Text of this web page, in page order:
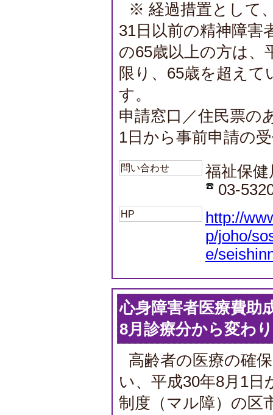
※ 経過措置として
31日以前の精神障害
の65歳以上の方は、
限り、65歳を超え
す。
申請窓口／住民票の
1日から事前申請の
問い合わせ
福祉保
03-
HP
http://
p/joho/
e/
心身障害者医療費助
8月診療分から変わ
高齢者の医療の確
い、平成30年8月1日
制度（マル障）の区